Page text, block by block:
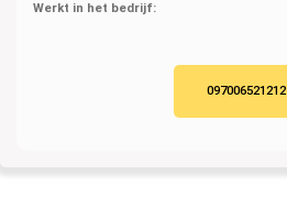
Werkt in het bedrijf:
097006521212